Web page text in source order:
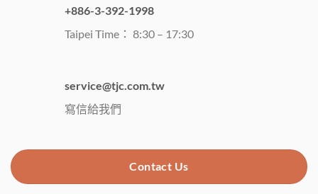
+886-3-392-1998
Taipei Time： 8:30 – 17:30
service@tjc.com.tw
寫信給我們
Contact Us